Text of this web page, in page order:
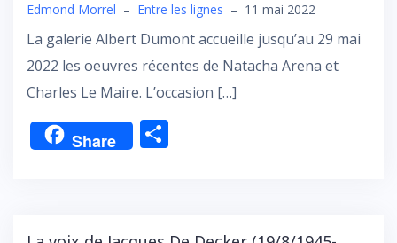
Edmond Morrel – Entre les lignes – 11 mai 2022
La galerie Albert Dumont accueille jusqu’au 29 mai
2022 les oeuvres récentes de Natacha Arena et
Charles Le Maire. L’occasion […]
Share